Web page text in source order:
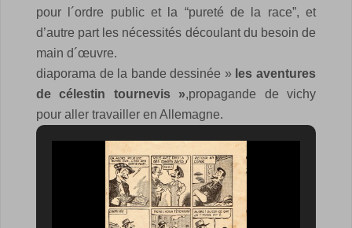
pour l´ordre public et la “pureté de la race”, et
d’autre part les nécessités découlant du besoin de
main d´œuvre.
diaporama de la bande dessinée » les aventures
de célestin tournevis »,propagande de vichy
pour aller travailler en Allemagne.